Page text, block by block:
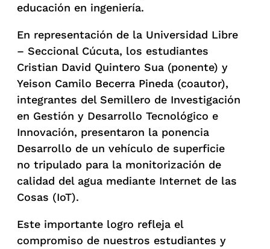
educación en ingeniería.
En representación de la Universidad Libre
– Seccional Cúcuta, los estudiantes
Cristian David Quintero Sua (ponente) y
Yeison Camilo Becerra Pineda (coautor),
integrantes del Semillero de Investigación
en Gestión y Desarrollo Tecnológico e
Innovación, presentaron la ponencia
Desarrollo de un vehículo de superficie
no tripulado para la monitorización de
calidad del agua mediante Internet de las
Cosas (IoT).
Este importante logro refleja el
compromiso de nuestros estudiantes y